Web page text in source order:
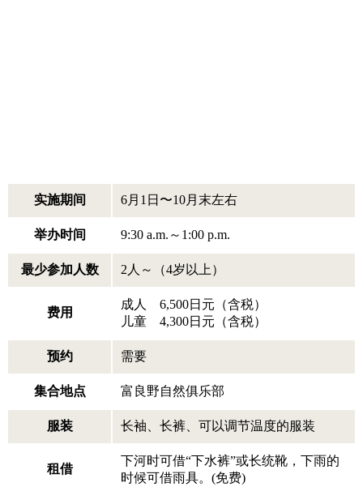
实施期间 6月1日〜10月末左右
举办时间 9:30 a.m.～1:00 p.m.
最少参加人数 2人～（4岁以上）
费用
成人 6,500日元（含税）
儿童 4,300日元（含税）
预约 需要
集合地点 富良野自然俱乐部
服装 长袖、长裤、可以调节温度的服装
租借
下河时可借“下水裤”或长统靴，下雨的
时候可借雨具。(免费)